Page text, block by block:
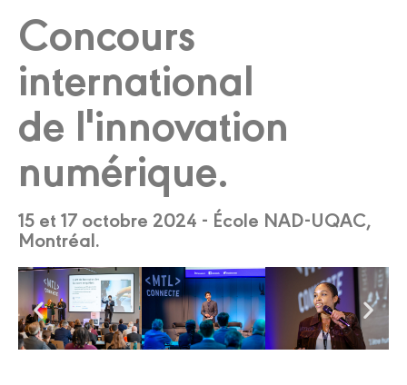
Concours
international
de l'innovation
numérique.
15 et 17 octobre 2024 - École NAD-UQAC,
Montréal.